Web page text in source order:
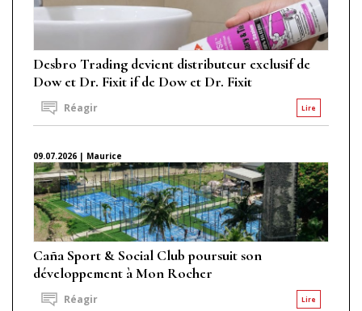
Desbro Trading devient distributeur exclusif de
Dow et Dr. Fixit if de Dow et Dr. Fixit
Lire
Réagir
09.07.2026 | Maurice
Caña Sport & Social Club poursuit son
développement à Mon Rocher
Lire
Réagir